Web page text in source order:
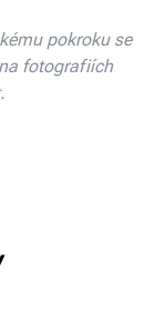
pokroku se
fotografiích